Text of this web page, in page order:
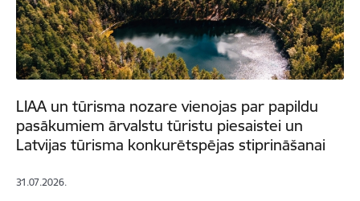
LIAA un tūrisma nozare vienojas par papildu
pasākumiem ārvalstu tūristu piesaistei un
Latvijas tūrisma konkurētspējas stiprināšanai
31.07.2026.